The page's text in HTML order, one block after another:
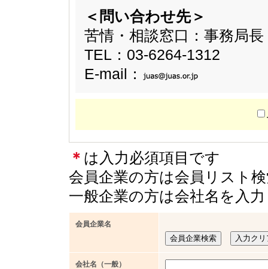
＜問い合わせ先＞
苦情・相談窓口：事務
TEL：03-6264-1312
E-mail：
＊ は入力必須項目です
会員企業の方は会員リスト
一般企業の方は会社名を入
会員企業名
会社名（一般）